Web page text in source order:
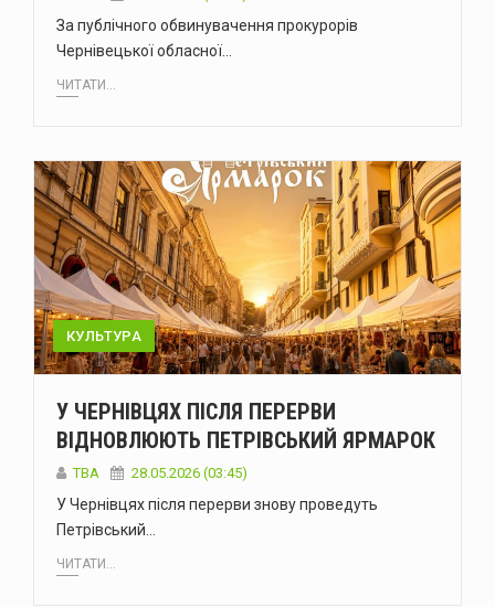
За публічного обвинувачення прокурорів
Чернівецької обласної…
ЧИТАТИ...
КУЛЬТУРА
У ЧЕРНІВЦЯХ ПІСЛЯ ПЕРЕРВИ
ВІДНОВЛЮЮТЬ ПЕТРІВСЬКИЙ ЯРМАРОК
ТВА 28.05.2026 (03:45)
У Чернівцях після перерви знову проведуть
Петрівський…
ЧИТАТИ...